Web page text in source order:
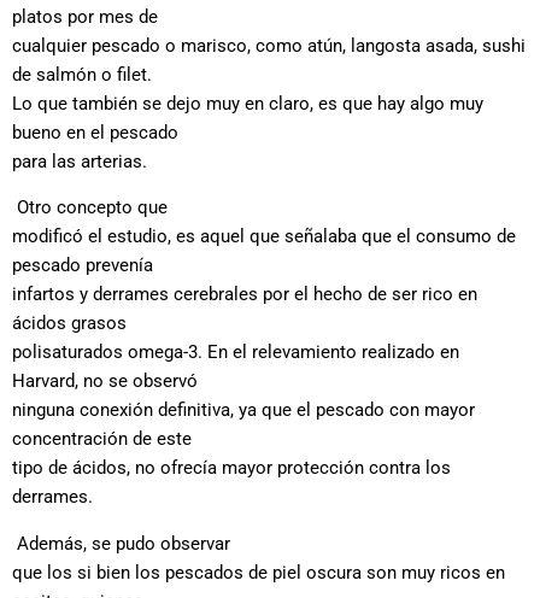
platos por mes de
cualquier pescado o marisco, como atún, langosta asada, sushi
de salmón o filet.
Lo que también se dejo muy en claro, es que hay algo muy
bueno en el pescado
para las arterias.
Otro concepto que
modificó el estudio, es aquel que señalaba que el consumo de
pescado prevenía
infartos y derrames cerebrales por el hecho de ser rico en
ácidos grasos
polisaturados omega-3. En el relevamiento realizado en
Harvard, no se observó
ninguna conexión definitiva, ya que el pescado con mayor
concentración de este
tipo de ácidos, no ofrecía mayor protección contra los
derrames.
Además, se pudo observar
que los si bien los pescados de piel oscura son muy ricos en